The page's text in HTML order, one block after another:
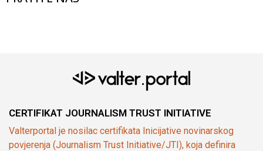
CERTIFIKAT JOURNALISM TRUST INITIATIVE
Valterportal je nosilac certifikata Inicijative novinarskog
povjerenja (Journalism Trust Initiative/JTI), koja definira